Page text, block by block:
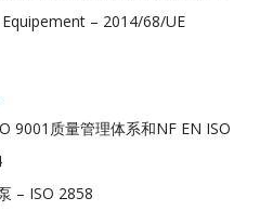
– 2014/68/UE
9001质量管理体系和NF EN ISO
– ISO 2858